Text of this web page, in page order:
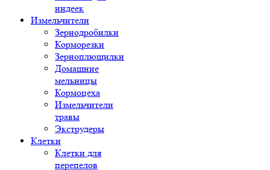
индеек
Измельчители
Зернодробилки
Корморезки
Зерноплющилки
Домашние
мельницы
Кормоцеха
Измельчители
травы
Экструдеры
Клетки
Клетки для
перепелов